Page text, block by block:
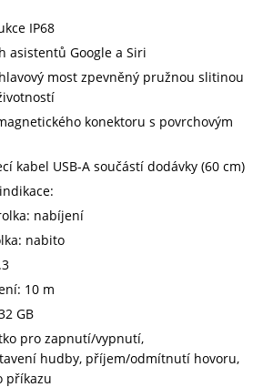
IP68
asistentů Google a Siri
most zpevněný pružnou slitinou
konektoru s povrchovým
kabel USB-A součástí dodávky (60 cm)
nabíjení
nabito
10 m
GB
pro zapnutí/vypnutí,
hudby, příjem/odmítnutí hovoru,
příkazu